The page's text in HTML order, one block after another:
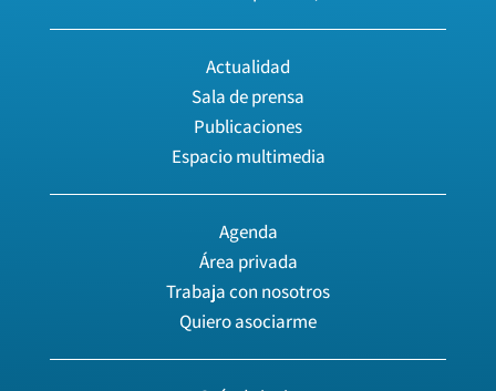
Actualidad
Sala de prensa
Publicaciones
Espacio multimedia
Agenda
Área privada
Trabaja con nosotros
Quiero asociarme